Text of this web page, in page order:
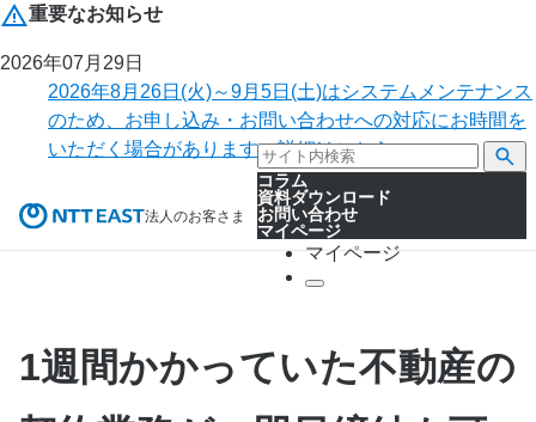
重要なお知らせ
2026年07月29日
2026年8月26日(火)～9月5日(土)はシステムメンテナンス
のため、お申し込み・お問い合わせへの対応にお時間を
いただく場合があります。詳細はこちら。
法人のお客さま
コラム
資料ダウンロード
お問い合わせ
マイページ
マイページ
1週間かかっていた不動産の